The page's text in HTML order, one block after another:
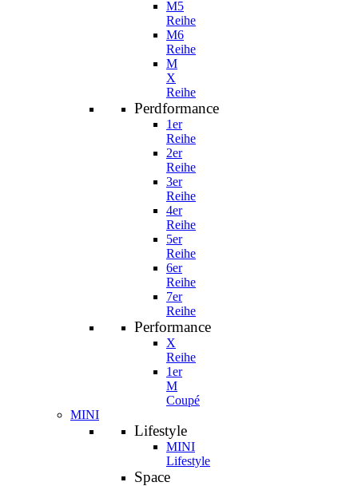
M5
Reihe
M6
Reihe
M
X
Reihe
Perdformance
1er
Reihe
2er
Reihe
3er
Reihe
4er
Reihe
5er
Reihe
6er
Reihe
7er
Reihe
Performance
X
Reihe
1er
M
Coupé
MINI
Lifestyle
MINI
Lifestyle
Space